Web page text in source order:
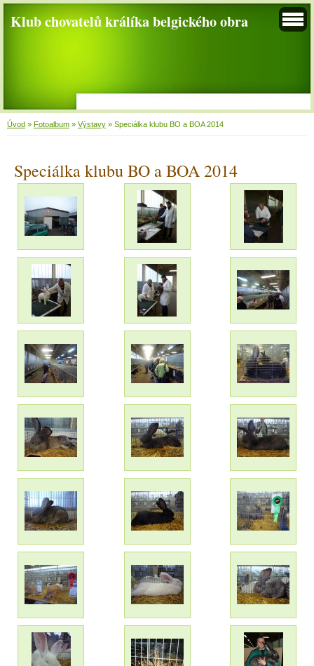
Klub chovatelů králíka belgického obra
Úvod » Fotoalbum » Výstavy » Speciálka klubu BO a BOA 2014
Speciálka klubu BO a BOA 2014